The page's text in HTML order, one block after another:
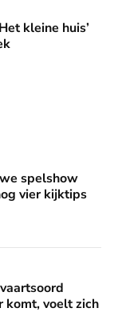
biedt fijne
kleine huis’
spelshow
vier kijktips
'Iedereen
komt, voelt zich